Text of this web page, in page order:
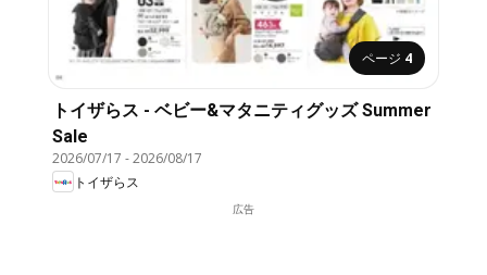
ページ 4
トイザらス - ベビー&マタニティグッズ Summer
Sale
2026/07/17 -2026/08/17
トイザらス
広告